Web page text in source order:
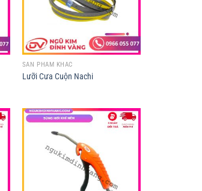
SẢN PHẨM KHÁC
Lưỡi Cưa Cuộn Nachi